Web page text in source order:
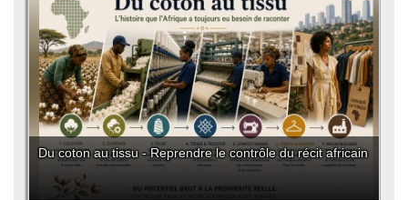
Du coton au tissu - Reprendre le contrôle du récit africain